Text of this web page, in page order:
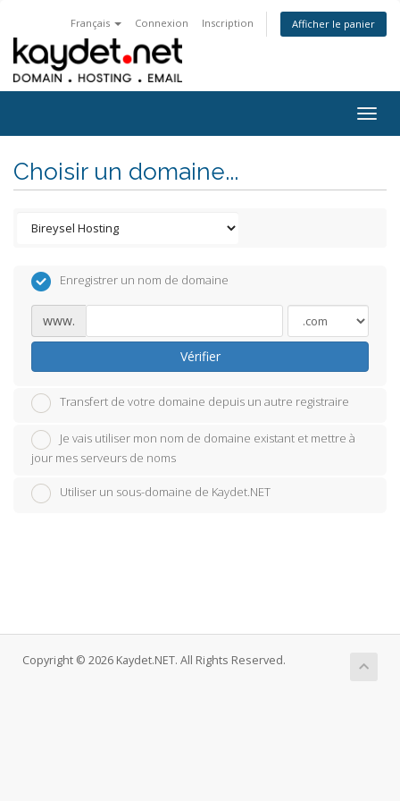
Français Connexion Inscription Afficher le panier
Choisir un domaine...
Enregistrer un nom de domaine
www.
Vérifier
Transfert de votre domaine depuis un autre registraire
Je vais utiliser mon nom de domaine existant et mettre à
jour mes serveurs de noms
Utiliser un sous-domaine de Kaydet.NET
Copyright © 2026 Kaydet.NET. All Rights Reserved.